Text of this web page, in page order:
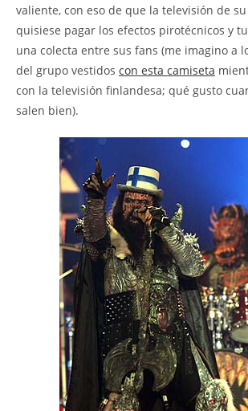
valiente, con eso de que la televisión de
quisiese pagar los efectos pirotécnicos y
una colecta entre sus fans (me imagino a
del grupo vestidos con esta camiseta
con la televisión finlandesa; qué gusto
salen bien).